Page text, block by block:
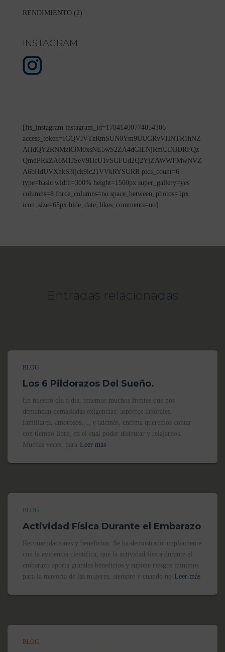
RENDIMIENTO (2)
INSTAGRAM
[fts_instagram instagram_id=17841400774054306
access_token=IGQVJVTzRmSUN0Ym9UUGRvVHNTR1hNZ
AHdQY2RNMzR3M0xsNE5wS2ZA4dGlENjRmUDBDRFQz
QmdPRkZA6M1JSeV9HcU1vSGFUd2Q2YjZAWWFMwNVZ
A6bHdUVXhkS3ljck9lc21VVkRYSURR pics_count=6
type=basic width=300% height=1500px super_gallery=yes
columns=8 force_columns=no space_between_photos=1px
icon_size=65px hide_date_likes_comments=no]
Entradas relacionadas
BLOG
Los 6 Pildorazos Del Sueño.
En nuestro día a día, tenemos muchos frentes que nos
demandan demasiadas exigencias: aspectos laborales,
familiares, amorosos…, y además, encima queremos contar
con tiempo libre, en el cual poder disfrutar y relajarnos.
Muchas veces, para Leer más
BLOG
Actividad Física Durante el Embarazo
Recomendaciones y beneficios: Se ha demostrado ampliamente
con la evidencia científica, que la actividad física durante el
embarazo aporta grandes beneficios y supone riesgos mínimos
para la mayoría de las mujeres, siempre y cuando no Leer más
BLOG